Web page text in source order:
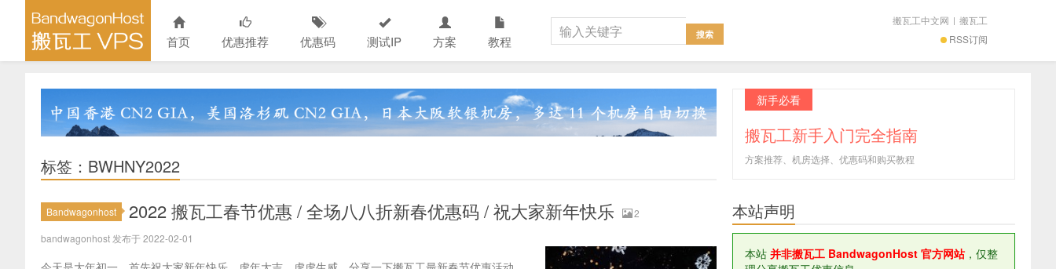
首页 优惠推荐 优惠码 测试IP 方案 教程 RSS订阅
搬瓦工中文网 | 搬瓦工
标签：BWHNY2022
Bandwagonhost 2022 搬瓦工春节优惠 / 全场八八折新春优惠码 / 祝大家新年快乐
2
bandwagonhost 发布于 2022-02-01
新手必看
搬瓦工新手入门完全指南
方案推荐、机房选择、优惠码和购买教程
本站声明
本站 并非搬瓦工 BandwagonHost 官方网站，仅整